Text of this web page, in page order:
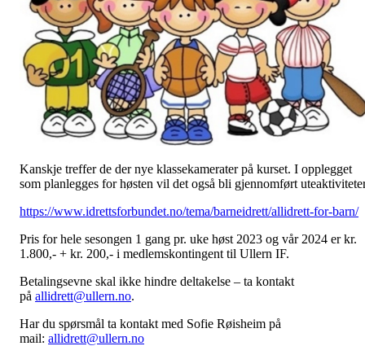
Kanskje treffer de der nye klassekamerater på kurset. I opplegget
som planlegges for høsten vil det også bli gjennomført
https://www.idrettsforbundet.no/tema/barneidrett/allidrett-for-barn/
Pris for hele sesongen 1 gang pr. uke høst 2023 og vår 2024 er kr.
1.800,- + kr. 200,- i medlemskontingent til Ullern IF.
Betalingsevne skal ikke hindre deltakelse – ta kontakt
på allidrett@ullern.no.
Har du spørsmål ta kontakt med Sofie Røisheim på
mail: allidrett@ullern.no